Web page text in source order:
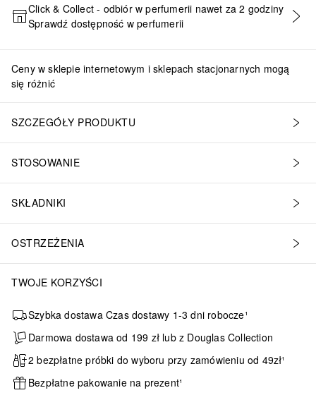
DODAJ DO KOSZYKA
Click & Collect - odbiór w perfumerii nawet za 2 godziny
Sprawdź dostępność w perfumerii
Ceny w sklepie internetowym i sklepach stacjonarnych mogą
się różnić
SZCZEGÓŁY PRODUKTU
STOSOWANIE
SKŁADNIKI
OSTRZEŻENIA
TWOJE KORZYŚCI
Szybka dostawa Czas dostawy 1-3 dni robocze¹
Darmowa dostawa od 199 zł lub z Douglas Collection
2 bezpłatne próbki do wyboru przy zamówieniu od 49zł¹
Bezpłatne pakowanie na prezent¹